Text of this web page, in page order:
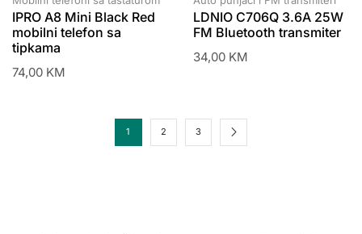
IPRO A8 Mini Black Red
mobilni telefon sa
tipkama
74,00 KM
LDNIO C706Q 3.6A 25W
FM Bluetooth transmiter
34,00 KM
1 2 3